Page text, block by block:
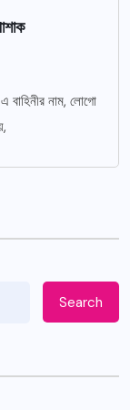
নাম, লোগো
Search